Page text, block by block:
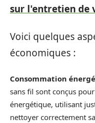
sur l'entretien de
Voici quelques
économiques :
Consommation
sans fil sont conçus
énergétique, utilisant
nettoyer correctement